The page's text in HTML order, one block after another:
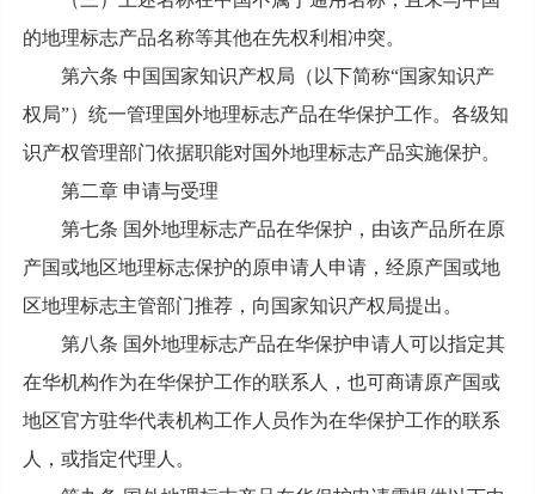
的地理标志产品名称等其他在先权利相冲突。
第六条 中国国家知识产权局（以下简称“国家知识产
权局”）统一管理国外地理标志产品在华保护工作。各级知
识产权管理部门依据职能对国外地理标志产品实施保护。
第二章 申请与受理
第七条 国外地理标志产品在华保护，由该产品所在原
产国或地区地理标志保护的原申请人申请，经原产国或地
区地理标志主管部门推荐，向国家知识产权局提出。
第八条 国外地理标志产品在华保护申请人可以指定其
在华机构作为在华保护工作的联系人，也可商请原产国或
地区官方驻华代表机构工作人员作为在华保护工作的联系
人，或指定代理人。